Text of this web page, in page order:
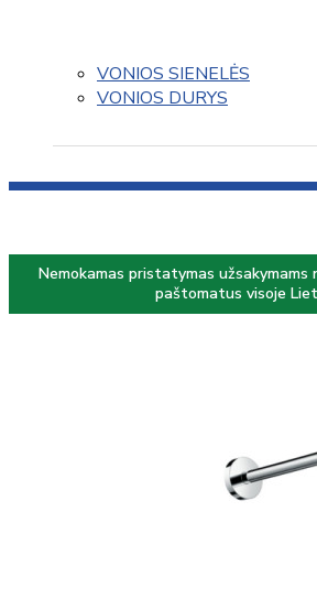
VONIOS SIENELĖS
VONIOS DURYS
Nemokamas pristatymas
paštomatus visoje